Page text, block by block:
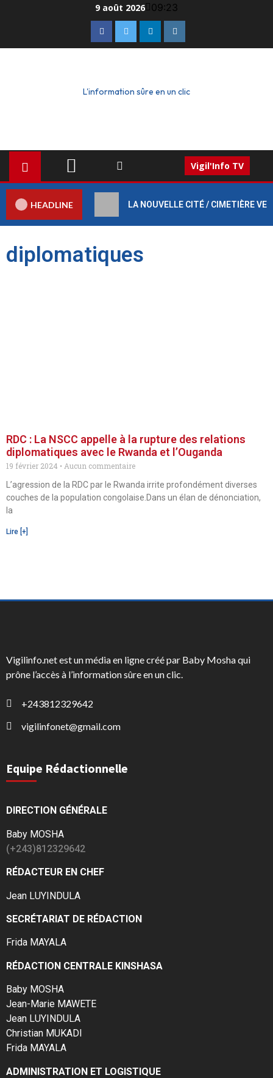
9 août 2026 09:23
L'information sûre en un clic
Vigil'Info TV
HEADLINE LA NOUVELLE CITÉ / CIMETIÈRE
diplomatiques
RDC : La NSCC appelle à la rupture des relations
diplomatiques avec le Rwanda et l’Ouganda
19 février 2024
Aucun commentaire
L’agression de la RDC par le Rwanda irrite profondément diverses
couches de la population congolaise.Dans un élan de dénonciation,
la
Lire [+]
Vigilinfo.net est un média en ligne créé par Baby Mosha qui
prône l’accès à l’information sûre en un clic.
+243812329642
vigilinfonet@gmail.com
Equipe Rédactionnelle
DIRECTION GÉNÉRALE
Baby MOSHA
(+243)812329642
RÉDACTEUR EN CHEF
Jean LUYINDULA
SECRÉTARIAT DE RÉDACTION
Frida MAYALA
RÉDACTION CENTRALE KINSHASA
Baby MOSHA
Jean-Marie MAWETE
Jean LUYINDULA
Christian MUKADI
Frida MAYALA
ADMINISTRATION ET LOGISTIQUE